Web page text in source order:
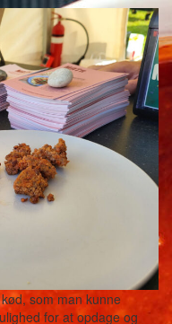
som man kunne
for at opdage og